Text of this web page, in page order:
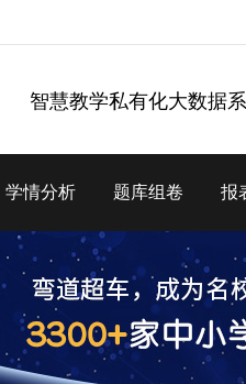
智慧教学私有化大数据
学情分析 题库组卷 报